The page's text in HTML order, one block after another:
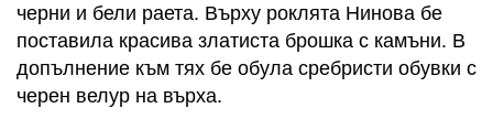
черни и бели раета. Върху роклята Нинова бе
поставила красива златиста брошка с камъни. В
допълнение към тях бе обула сребристи обувки с
черен велур на върха.